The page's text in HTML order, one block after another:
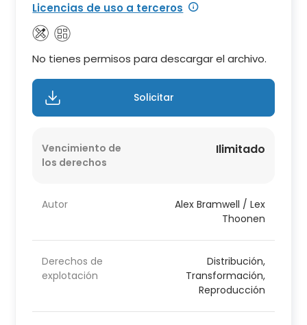
Licencias de uso a terceros
No tienes permisos para descargar el archivo.
Solicitar
Vencimiento de
los derechos
Ilimitado
Autor
Alex Bramwell / Lex
Thoonen
Derechos de
explotación
Distribución,
Transformación,
Reproducción